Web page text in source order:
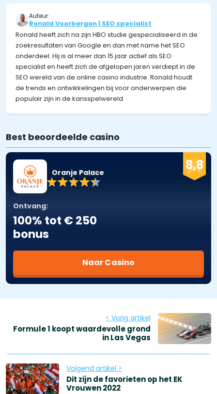
Auteur:
Ronald Voorbergen | SEO specialist
Ronald heeft zich na zijn HBO studie gespecialiseerd in de
zoekresultaten van Google en dan met name het SEO
onderdeel. Hij is al meer dan 15 jaar actief als SEO
specialist en heeft zich de afgelopen jaren verdiept in de
SEO wereld van de online casino industrie. Ronald houdt
de trends en ontwikkelingen bij voor onderwerpen die
populair zijn in de kansspelwereld.
Best beoordeelde casino
8,8
Oranje Palace
Ontvang:
100% tot € 250
bonus
Naar Casino
< Vorig artikel
Formule 1 koopt waardevolle grond
in Las Vegas
Volgend artikel >
Dit zijn de favorieten op het EK
Vrouwen 2022